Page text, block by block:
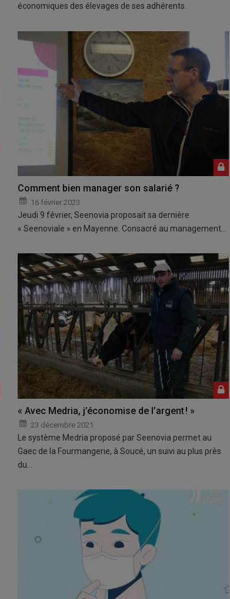
économiques des élevages de ses adhérents.
Comment bien manager son salarié ?
16 février 2023
Jeudi 9 février, Seenovia proposait sa dernière
« Seenoviale » en Mayenne. Consacré au management…
« Avec Medria, j’économise de l’argent ! »
23 décembre 2021
Le système Medria proposé par Seenovia permet au
Gaec de la Fourmangerie, à Soucé, un suivi au plus près
du…